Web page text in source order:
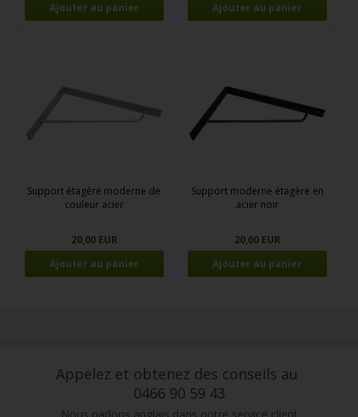
Support étagère moderne de
couleur acier
20,00 EUR
Support moderne étagère en
acier noir
20,00 EUR
Appelez et obtenez des conseils au
0466 90 59 43